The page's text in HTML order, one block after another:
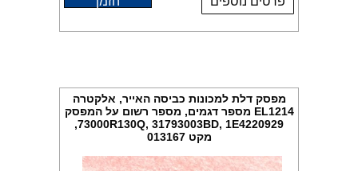
מפסק דלת למכונות כביסה האייר, אלקטרה
EL1214 מספר דגמים, מספר רשום על המפסק
73000R130Q, 31793003BD, 1E4220929,
מקט 013167